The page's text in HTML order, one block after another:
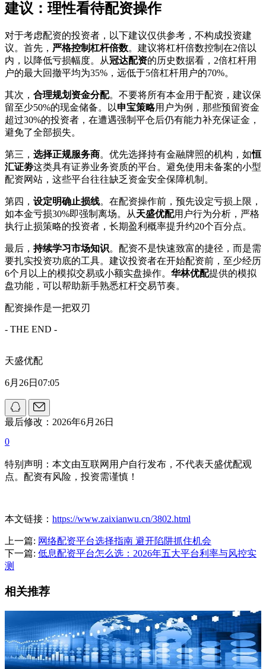
建议：理性看待配资操作
对于考虑配资的投资者，以下建议仅供参考，不构成投资建
议。首先， 严格控制杠杆倍数。建议将杠杆倍数控制在2倍以
内，以降低亏损幅度。从冠达配资的历史数据看，2倍杠杆用
户的最大回撤平均为35%，远低于5倍杠杆用户的70%。
其次， 合理规划资金分配。不要将所有本金用于配资，建议保
留至少50%的现金储备。以申宝策略用户为例，那些预留资金
超过30%的投资者，在遭遇强制平仓后仍有能力补充保证金，
避免了全部损失。
第三， 选择正规服务商。优先选择持有金融牌照的机构，如恒
汇证劵这类具有证券业务资质的平台。避免使用未备案的小型
配资网站，这些平台往往缺乏资金安全保障机制。
第四， 设定明确止损线。在配资操作前，预先设定亏损上限，
如本金亏损30%即强制离场。从天盛优配用户行为分析，严格
执行止损策略的投资者，长期盈利概率提升约20个百分点。
最后， 持续学习市场知识。配资不是快速致富的捷径，而是需
要扎实投资功底的工具。建议投资者在开始配资前，至少经历
6个月以上的模拟交易或小额实盘操作。 华林优配提供的模拟
盘功能，可以帮助新手熟悉杠杆交易节奏。
配资操作是一把双刃
- THE END -
天盛优配
6月26日07:05
最后修改：2026年6月26日
0
特别声明：本文由互联网用户自行发布，不代表天盛优配观
点。配资有风险，投资需谨慎！
本文链接： https://www.zaixianwu.cn/3802.html
上一篇: 网络配资平台选择指南 避开陷阱抓住机会
下一篇: 低息配资平台怎么选：2026年五大平台利率与风控实
测
相关推荐